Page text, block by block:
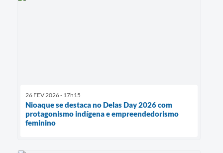
26 FEV 2026 - 17h15
Nioaque se destaca no Delas Day 2026 com
protagonismo indígena e empreendedorismo
feminino